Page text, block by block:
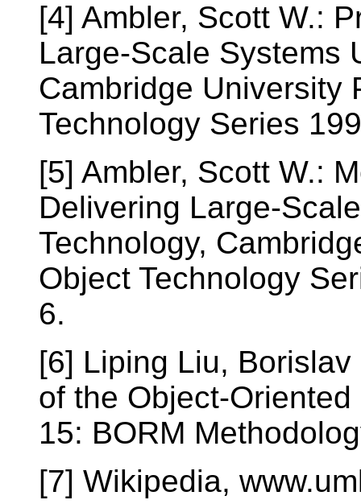
[4] Ambler, Scott W.:
Large-Scale Systems
Cambridge University
Technology Series
[5] Ambler, Scott W.:
Delivering Large-
Technology,
Object Technology
6.
[6] Liping Liu,
of the Object-
15: BORM
[7] Wikipedia,